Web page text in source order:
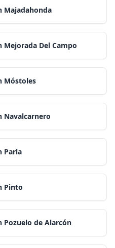
Majadahonda
Mejorada Del Campo
Móstoles
Navalcarnero
Parla
Pinto
Pozuelo de Alarcón